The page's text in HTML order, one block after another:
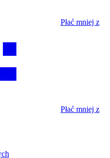
Płać mniej z
Płać mniej z